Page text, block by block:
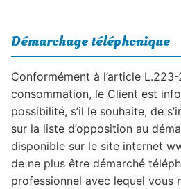
Démarchage téléphonique
Conformément à l’article
consommation, le Client est
possibilité, s’il le souhaite, de
sur la liste d’opposition au
disponible sur le site internet
de ne plus être démarché
professionnel avec lequel vous